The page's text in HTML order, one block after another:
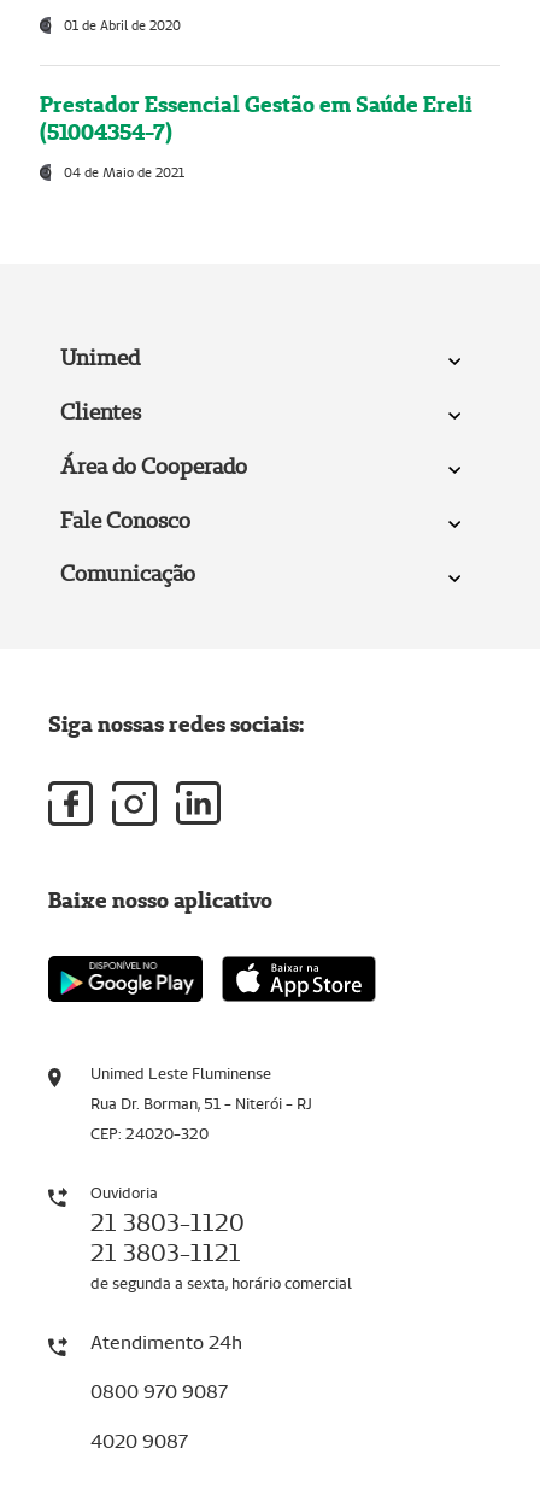
01 de Abril de 2020
Prestador Essencial Gestão em Saúde Ereli
(51004354-7)
04 de Maio de 2021
Unimed
Clientes
Área do Cooperado
Fale Conosco
Comunicação
Unimed Leste Fluminense
Rua Dr. Borman, 51 - Niterói - RJ
CEP: 24020-320
Ouvidoria
21 3803-1120
21 3803-1121
de segunda a sexta, horário comercial
Atendimento 24h
0800 970 9087
4020 9087
Siga nossas redes sociais:
Baixe nosso aplicativo